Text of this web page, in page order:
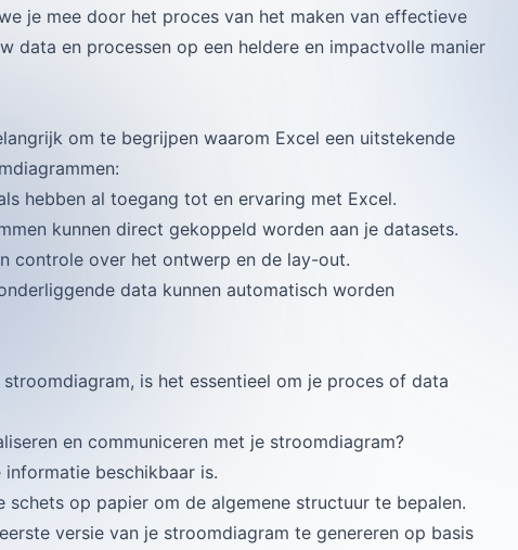
je mee door het proces van het maken van effectieve
data en processen op een heldere en impactvolle manier
om te begrijpen waarom Excel een uitstekende
hebben al toegang tot en ervaring met Excel.
kunnen direct gekoppeld worden aan je datasets.
controle over het ontwerp en de lay-out.
data kunnen automatisch worden
is het essentieel om je proces of data
en communiceren met je stroomdiagram?
beschikbaar is.
schets op papier om de algemene structuur te bepalen.
versie van je stroomdiagram te genereren op basis